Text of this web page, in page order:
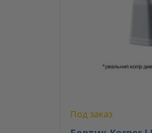
Под заказ